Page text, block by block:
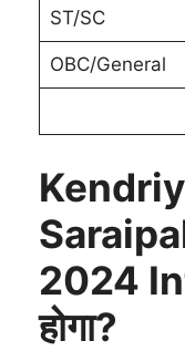
ST/SC
OBC/General
2024
होगा?